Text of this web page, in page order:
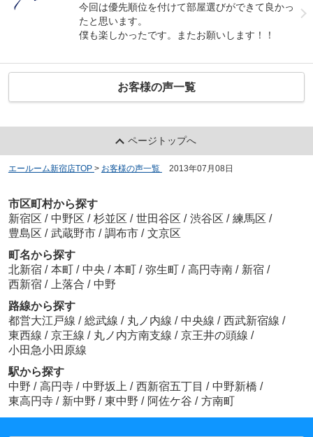
今回は優先順位を付けて部屋選びができて良かっ
たと思います。
僕も楽しかったです。またお願いします！！
お客様の声一覧
ページトップへ
エールーム新宿店TOP > お客様の声一覧 2013年07月08日
市区町村から探す
新宿区 / 中野区 / 杉並区 / 世田谷区 / 渋谷区 / 練馬区 /
豊島区 / 武蔵野市 / 調布市 / 文京区
町名から探す
北新宿 / 本町 / 中央 / 本町 / 弥生町 / 高円寺南 / 新宿 /
西新宿 / 上落合 / 中野
路線から探す
都営大江戸線 / 総武線 / 丸ノ内線 / 中央線 / 西武新宿線 /
東西線 / 京王線 / 丸ノ内方南支線 / 京王井の頭線 /
小田急小田原線
駅から探す
中野 / 高円寺 / 中野坂上 / 西新宿五丁目 / 中野新橋 /
東高円寺 / 新中野 / 東中野 / 阿佐ケ谷 / 方南町